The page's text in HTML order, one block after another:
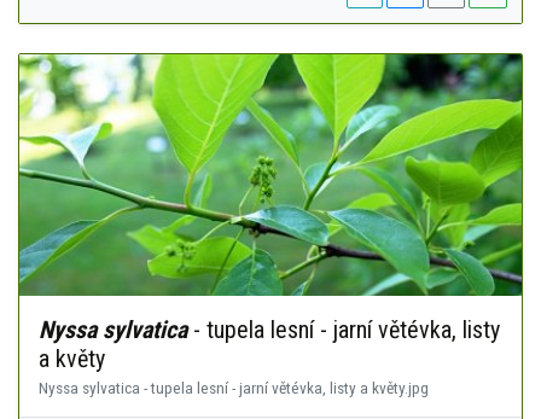
Nyssa sylvatica- tupela lesní - jarní větévka, listy
a květy
Nyssa sylvatica - tupela lesní - jarní větévka, listy a květy.jpg